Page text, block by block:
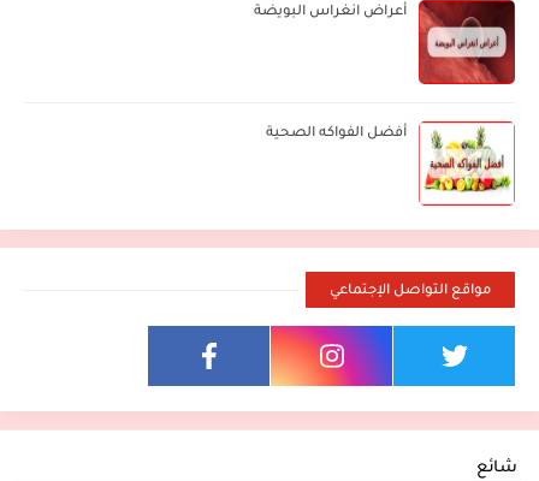
أعراض انغراس البويضة
أفضل الفواكه الصحية
مواقع التواصل الإجتماعي
شائع